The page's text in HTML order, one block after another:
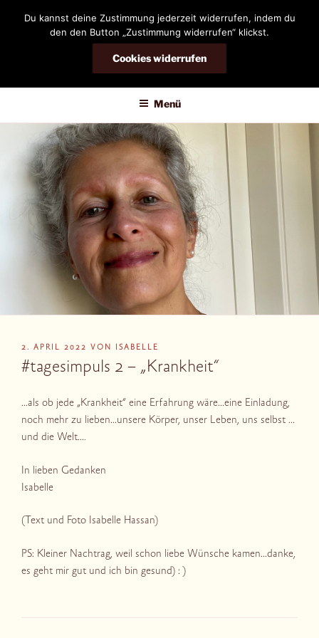
DIANDRA-CIRCLE
Menü
VERÖFFENTLICHT
AM
2. APRIL 2022 VON ISABELLE
#tagesimpuls 2 – „Krankheit“
…als ob jede „Krankheit“ eine Erfahrung wäre…eine Einladung,
noch mehr zu lieben…unsere Körper, unser Leben, uns selbst …
und die Welt….
In lieben Gedanken
Isabelle
(Text und Foto Isabelle Hassan)
PS: Kleiner Nachtrag, weil schon liebe Wünsche kamen…danke,
es geht mir gut und ich bin gesund) : )
Du kannst deine Zustimmung jederzeit widerrufen, indem du
den den Button „Zustimmung widerrufen“ klickst.
Cookies widerrufen